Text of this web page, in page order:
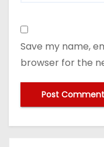
Save my name,
browser for the